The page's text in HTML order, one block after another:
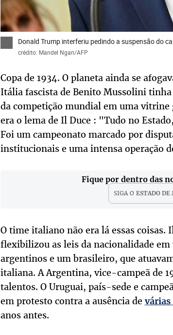
Donald Trump interferiu pedindo a suspensão do
crédito: Mandel Ngan/AFP
Copa de 1934. O planeta ainda se
Itália fascista de Benito Mussolini
da competição mundial em uma
era o lema de Il Duce : "Tudo no
Foi um campeonato marcado por
institucionais e uma intensa operação
Fique por dentro das
SIGA O ESTADO DE
O time italiano não era lá essas
flexibilizou as leis da nacionalidade
argentinos e um brasileiro, que
italiana. A Argentina, vice-campeã de
talentos. O Uruguai, país-sede e
em protesto contra a ausência devárias
anos antes.